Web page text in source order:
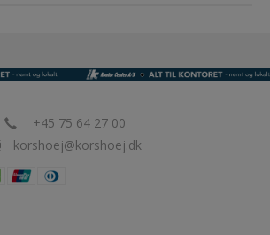
+45 75 64 27 00
korshoej@korshoej.dk